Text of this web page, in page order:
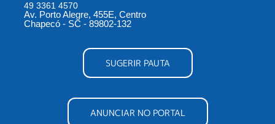
49 3361 4570
Av. Porto Alegre, 455E, Centro
Chapecó - SC - 89802-132
SUGERIR PAUTA
ANUNCIAR NO PORTAL